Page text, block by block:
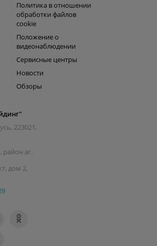
Политика в отношении
обработки файлов
cookie
Положение о
видеонаблюдении
Сервисные центры
Новости
Обзоры
223021,
аг.
дом 2,